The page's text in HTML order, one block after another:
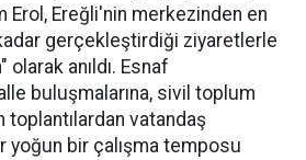
Erol, Ereğli'nin merkezinden en
gerçekleştirdiği ziyaretlerle
anıldı. Esnaf
buluşmalarına, sivil toplum
toplantılardan vatandaş
yoğun bir çalışma temposu